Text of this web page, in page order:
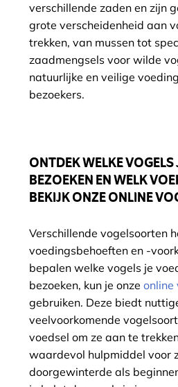
verschillende zaden en zijn
grote verscheidenheid aan
trekken, van mussen tot
zaadmengsels voor wilde
natuurlijke en veilige
bezoekers.
ONTDEK WELKE VOGELS
BEZOEKEN EN WELK
BEKIJK ONZE ONLINE
Verschillende vogelsoorten
voedingsbehoeften en -
bepalen welke vogels je
bezoeken, kun je onze online
gebruiken. Deze biedt
veelvoorkomende
voedsel om ze aan te
waardevol hulpmiddel voor
doorgewinterde als